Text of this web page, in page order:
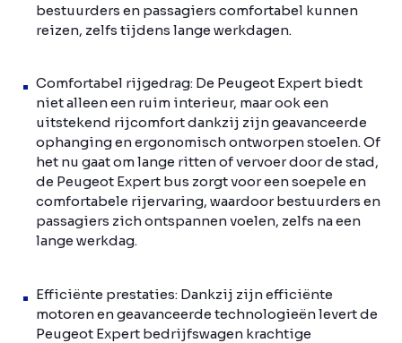
bestuurders en passagiers comfortabel kunnen
reizen, zelfs tijdens lange werkdagen.
Comfortabel rijgedrag: De Peugeot Expert biedt
niet alleen een ruim interieur, maar ook een
uitstekend rijcomfort dankzij zijn geavanceerde
ophanging en ergonomisch ontworpen stoelen. Of
het nu gaat om lange ritten of vervoer door de stad,
de Peugeot Expert bus zorgt voor een soepele en
comfortabele rijervaring, waardoor bestuurders en
passagiers zich ontspannen voelen, zelfs na een
lange werkdag.
Efficiënte prestaties: Dankzij zijn efficiënte
motoren en geavanceerde technologieën levert de
Peugeot Expert bedrijfswagen krachtige